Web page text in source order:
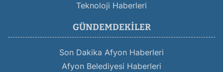
Teknoloji Haberleri
GÜNDEMDEKILER
Son Dakika Afyon Haberleri
Afyon Belediyesi Haberleri